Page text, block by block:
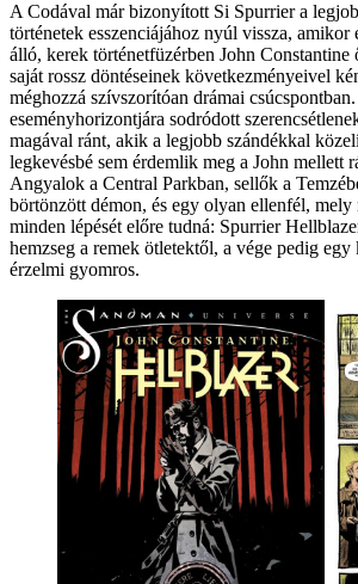
A Codával már bizonyított Si Spurrier a
történetek esszenciájához nyúl vissza, amikor
álló, kerek történetfüzérben John Constantine
saját rossz döntéseinek következményeivel
méghozzá szívszorítóan drámai
eseményhorizontjára sodródott
magával ránt, akik a legjobb szándékkal
legkevésbé sem érdemlik meg a John mellett
Angyalok a Central Parkban, sellők a
börtönzött démon, és egy olyan ellenfél, mely
minden lépését előre tudná: Spurrier
hemzseg a remek ötletektől, a vége pedig
érzelmi gyomros.